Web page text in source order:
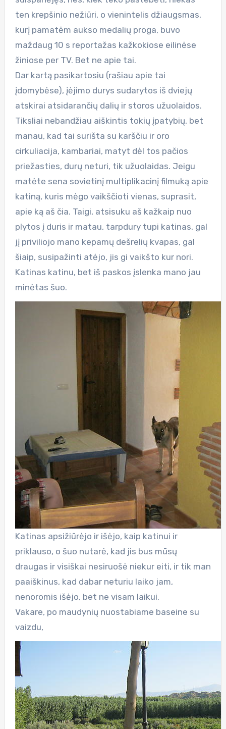
ten krepšinio nežiūri, o vienintelis džiaugsmas,
kurį pamatėm aukso medalių proga, buvo
maždaug 10 s reportažas kažkokiose eilinėse
žiniose per TV. Bet ne apie tai.
Dar kartą pasikartosiu (rašiau apie tai
įdomybėse), įėjimo durys sudarytos iš dviejų
atskirai atsidarančių dalių ir storos užuolaidos.
Tiksliai nebandžiau aiškintis tokių įpatybių, bet
manau, kad tai surišta su karščiu ir oro
cirkuliacija, kambariai, matyt dėl tos pačios
priežasties, durų neturi, tik užuolaidas. Jeigu
matėte sena sovietinį multiplikacinį filmuką apie
katiną, kuris mėgo vaikščioti vienas, suprasit,
apie ką aš čia. Taigi, atsisuku aš kažkaip nuo
plytos į duris ir matau, tarpdury tupi katinas, gal
jį priviliojo mano kepamų dešrelių kvapas, gal
šiaip, susipažinti atėjo, jis gi vaikšto kur nori.
Katinas katinu, bet iš paskos įslenka mano jau
minėtas šuo.
Katinas apsižiūrėjo ir išėjo, kaip katinui ir
priklauso, o šuo nutarė, kad jis bus mūsų
draugas ir visiškai nesiruošė niekur eiti, ir tik man
paaiškinus, kad dabar neturiu laiko jam,
nenoromis išėjo, bet ne visam laikui.
Vakare, po maudynių nuostabiame baseine su
vaizdu,